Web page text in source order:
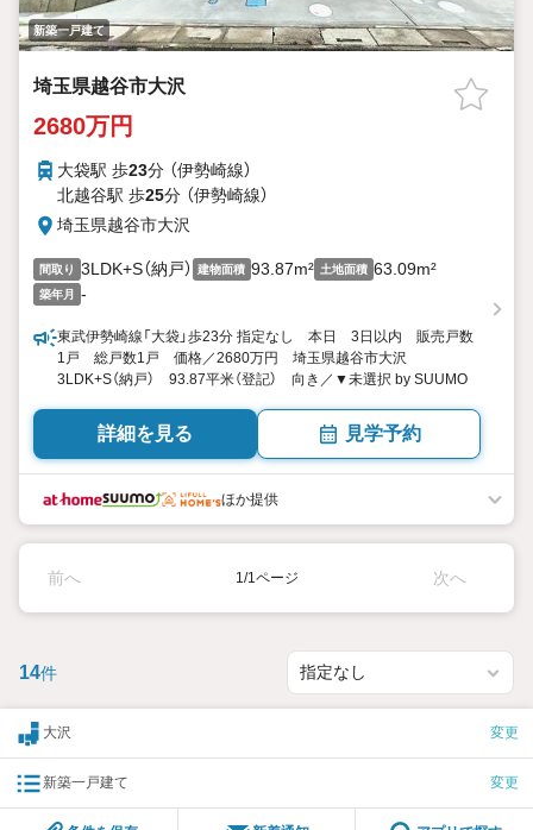
新築一戸建て
埼玉県越谷市大沢
2680万円
大袋駅 歩23分 （伊勢崎線）
北越谷駅 歩25分 （伊勢崎線）
埼玉県越谷市大沢
間取り 3LDK+S（納戸） 建物面積 93.87m² 土地面積 63.09m²
築年月 -
東武伊勢崎線「大袋」歩23分 指定なし 本日 3日以内 販売戸数
1戸 総戸数1戸 価格／2680万円 埼玉県越谷市大沢
3LDK+S（納戸） 93.87平米（登記） 向き／▼未選択 by SUUMO
詳細を見る 見学予約
ほか提供
前へ 1/1ページ 次へ
14件
大沢 変更
新築一戸建て 変更